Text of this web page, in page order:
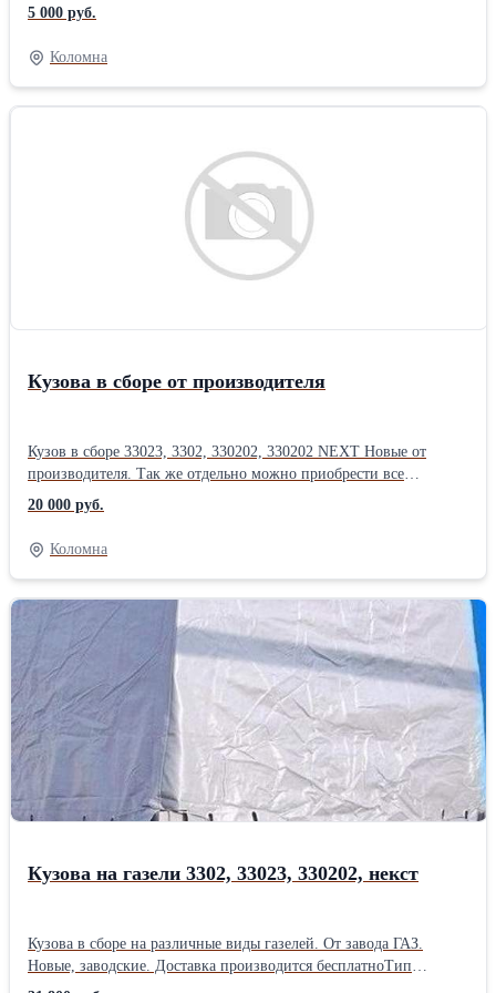
5 000 руб.
Коломна
Кузова в сборе от производителя
Кузов в сборе 33023, 3302, 330202, 330202 NEXT Новые от
производителя. Так же отдельно можно приобрести все
кузовные детали (боковые, передние, задние, платформа,
комплект дуг и стоек, тент, решетка боковая, крепления,
подкрылки). Прием заказов и консультация по телефону.
Доставим бесплатно и быстро по всей области.Тип техники:
Грузовой автомобиль Тип запчасти: Оригинал
20 000 руб.
Коломна
Кузова на газели 3302, 33023, 330202, некст
Кузова в сборе на различные виды газелей. От завода ГАЗ.
Новые, заводские. Доставка производится бесплатноТип
запчасти: Оригинал